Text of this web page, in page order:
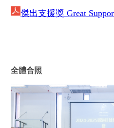
傑出支援獎 Great
全體合照